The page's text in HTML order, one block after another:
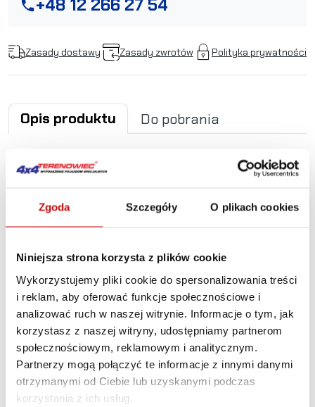
Zgoda Szczegóły O plikach cookies
Niniejsza strona korzysta z plików cookie
Wykorzystujemy pliki cookie do spersonalizowania treści
i reklam, aby oferować funkcje społecznościowe i
analizować ruch w naszej witrynie. Informacje o tym, jak
korzystasz z naszej witryny, udostępniamy partnerom
społecznościowym, reklamowym i analitycznym.
Partnerzy mogą połączyć te informacje z innymi danymi
otrzymanymi od Ciebie lub uzyskanymi podczas
korzystania z ich usług.
phone+48 12 266 27 54
Zasady dostawy Zasady zwrotów Polityka prywatności
Opis produktu Do pobrania
Ładowarka CTEK MXS 10
EU-F
MXS 10 została wykonana z wykorzystaniem najnowszej
użytku i jest niezbędna w każdym warsztacie, przyczepie
i pojeździe kempingowym, na łodzi i w samochodzie. MXS 10
oferuje takie funkcje jak diagnostyka akumulatora,
specjalna funkcja regeneracji, unikalna funkcja ładowania
konserwacyjnego, czujnik temperatury dla optymalizacji
ładowania. Specjalny tryb AGM jest idealnie dobrany do
składu chemicznego tego rodzaju akumulatorów; znajduje
zastosowanie także wtedy, gdy trzeba naładować lub
konserwować akumulatory pojazdów z funkcją Start/Stop.